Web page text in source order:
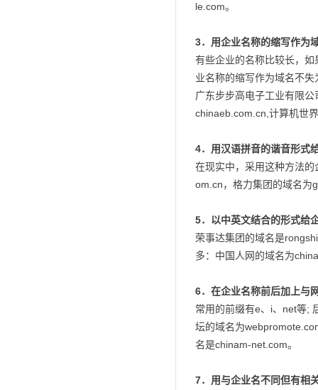
le.com。
3．用企业名称的缩写作为
有些企业的名称比较长，
业名称的缩写作为域名不
广东步步高电子工业有限
chinaeb.com.cn,计算机世
4．用汉语拼音的谐音形式
在现实中，采用这种方法
om.cn，格力集团的域名为
5．以中英文结合的形式给
荣事达集团的域名是
多：中国人网的域名为
6．在企业名称前后加上与
常用的前缀有e、i、net等;
坛的域名为
名是chinam-net.com。
7．用与企业名不同但有相